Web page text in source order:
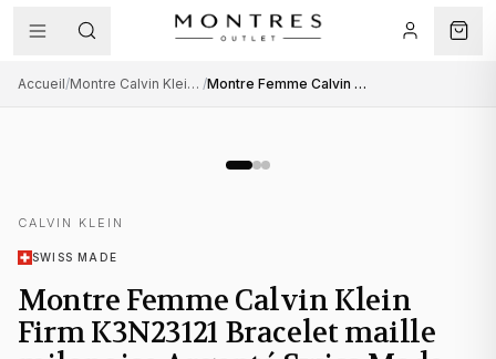
Accueil/ Montre Calvin Klein femme / Montre Femme Calvin Klein Firm K3N23121 Bracelet maille milanaise Argenté Swiss Made
CALVIN KLEIN
SWISS MADE
Montre Femme Calvin Klein
Firm K3N23121 Bracelet maille